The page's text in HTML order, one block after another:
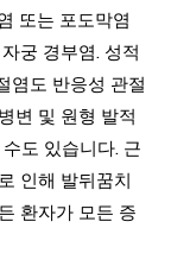
또는 포도막염
궁 경부염. 성적
염도 반응성 관절
변 및 원형 발적
도 있습니다. 근
인해 발뒤꿈치
환자가 모든 증